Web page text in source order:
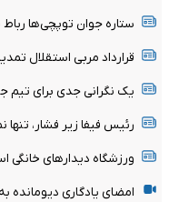
ستاره جوان توپچی‌ها رباط
قرارداد مربی استقلال
یک نگرانی جدی برای تیم
رئیس فیفا زیر فشار، تنها
ورزشگاه دیدارهای
امضای یادگاری دیومانده